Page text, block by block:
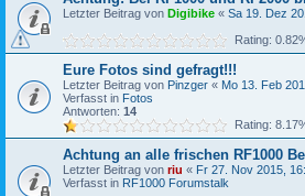
Letzter Beitrag von Digibike « Sa 19. Dez
Rating:
Eure Fotos sind gefragt!!!
Letzter Beitrag von Pinzger « Mo 13. Feb
Verfasst in Fotos
Antworten: 14
Rating:
Achtung an alle frischen RF1000
Letzter Beitrag von riu « Fr 27. Nov 2015,
Verfasst in RF1000 Forumstalk